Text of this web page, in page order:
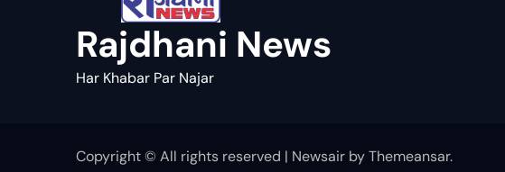
Rajdhani News
Har Khabar Par Najar
Copyright © All rights reserved | Newsair byThemeansar.